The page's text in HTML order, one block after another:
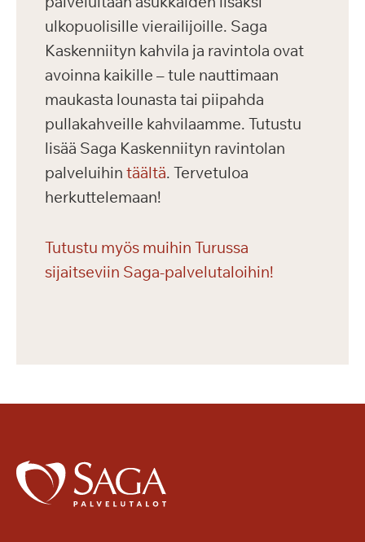
ulkopuolisille vierailijoille. Saga
Kaskenniityn kahvila ja ravintola ovat
avoinna kaikille – tule nauttimaan
maukasta lounasta tai piipahda
pullakahveille kahvilaamme. Tutustu
lisää Saga Kaskenniityn ravintolan
palveluihin täältä. Tervetuloa
herkuttelemaan!
Tutustu myös muihin Turussa
sijaitseviin Saga-palvelutaloihin!